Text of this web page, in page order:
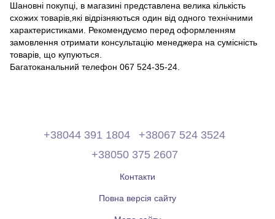
Шановні покупці, в магазині представлена ​​велика кількість
схожих товарів,які відрізняються один від одного технічними
характеристиками. Рекомендуємо перед оформленням
замовлення отримати консультацію менеджера на сумісність
товарів, що купуються.
Багатоканальний телефон 067 524-35-24.
+38044 391 1804
+38067 524 3524
+38050 375 2607
Контакти
Повна версія сайту